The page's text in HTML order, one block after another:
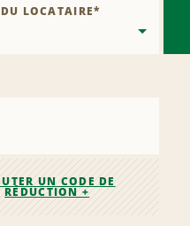
LOCATAIRE*
UN CODE DE
RÉDUCTION +